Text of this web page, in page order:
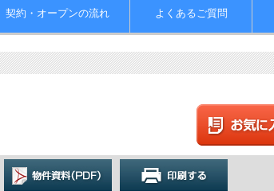
契約・オープンの流れ よくあるご質問